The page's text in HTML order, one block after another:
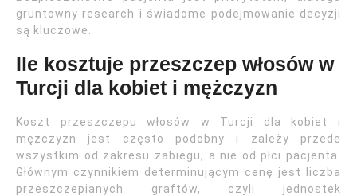
gruntowny research i świadome podejmowanie decyzji
są kluczowe.
Ile kosztuje przeszczep włosów w
Turcji dla kobiet i mężczyzn
Koszt przeszczepu włosów w Turcji dla kobiet i
mężczyzn jest często podobny i zależy przede
wszystkim od zakresu zabiegu, a nie od płci pacjenta.
Głównym czynnikiem determinującym cenę jest liczba
przeszczepianych graftów, czyli jednostek